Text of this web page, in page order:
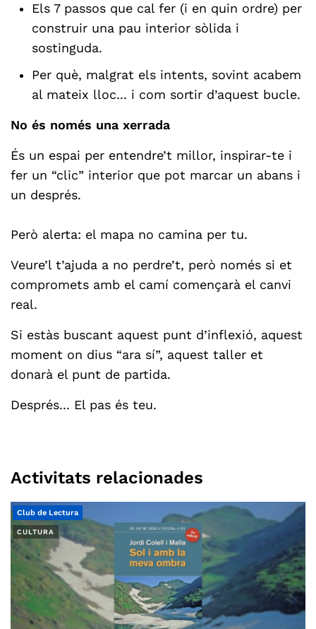
Els 7 passos que cal fer (i en quin ordre) per
construir una pau interior sòlida i
sostinguda.
Per què, malgrat els intents, sovint acabem
al mateix lloc... i com sortir d’aquest bucle.
No és només una xerrada
És un espai per entendre’t millor, inspirar-te i
fer un “clic” interior que pot marcar un abans i
un després.
Però alerta: el mapa no camina per tu.
Veure’l t’ajuda a no perdre’t, però només si et
compromets amb el camí començarà el canvi
real.
Si estàs buscant aquest punt d’inflexió, aquest
moment on dius “ara sí”, aquest taller et
donarà el punt de partida.
Després... El pas és teu.
Activitats relacionades
CULTURA
Club de Lectura